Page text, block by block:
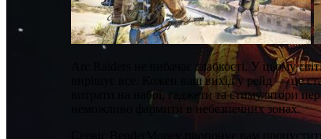
Arc Raiders не вибачає слабкості. У цьому
вирішує все. Кожен ваш вихід у рейд — це
витрати на набої, гаджети та стимулятори
неможливо фармити в небезпечних зонах.
Сервіс BenderMoney пропонує вам